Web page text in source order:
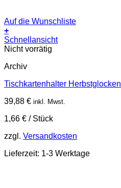
Auf die Wunschliste
+
Schnellansicht
Nicht vorrätig
Archiv
Tischkartenhalter Herbstglocken
39,88 € inkl. Mwst.
1,66 € / Stück
zzgl. Versandkosten
Lieferzeit: 1-3 Werktage